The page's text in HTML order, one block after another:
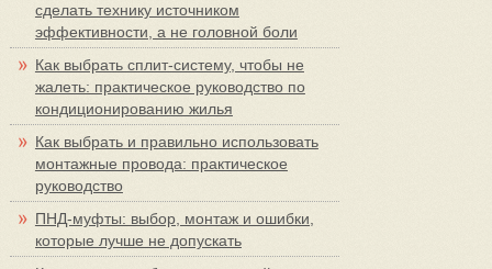
сделать технику источником
эффективности, а не головной боли
Как выбрать сплит-систему, чтобы не
жалеть: практическое руководство по
кондиционированию жилья
Как выбрать и правильно использовать
монтажные провода: практическое
руководство
ПНД-муфты: выбор, монтаж и ошибки,
которые лучше не допускать